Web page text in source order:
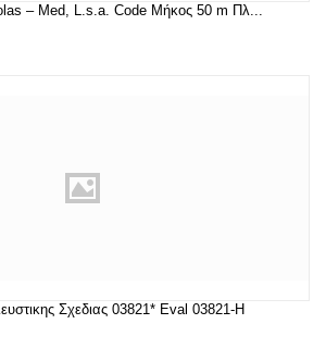
– Med, L.s.a. Code Μήκος 50 m Πλ...
Σχεδιας 03821* Eval 03821-H